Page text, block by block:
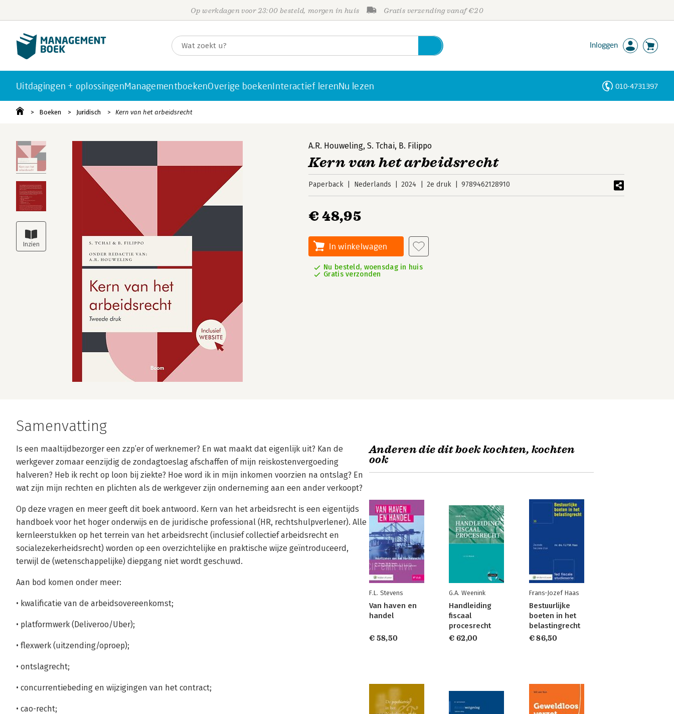
Op werkdagen voor 23:00 besteld, morgen in huis Gratis verzending vanaf €20
Inloggen
Uitdagingen + oplossingenManagementboekenOverige boekenInteractief lerenNu lezen 010-4731397
Boeken Juridisch Kern van het arbeidsrecht
A.R. Houweling,S. Tchai, B. Filippo
Kern van het arbeidsrecht
Paperback Nederlands 2024 2e druk 9789462128910
€ 48,95
In winkelwagen
Nu besteld, woensdag in huis
Gratis verzonden
Samenvatting
Is een maaltijdbezorger een zzp’er of werknemer? En wat maakt dat eigenlijk uit? Kan de
werkgever zomaar eenzijdig de zondagtoeslag afschaffen of mijn reiskostenvergoeding
halveren? Heb ik recht op loon bij ziekte? Hoe word ik in mijn inkomen voorzien na ontslag? En
wat zijn mijn rechten en plichten als de werkgever zijn onderneming aan een ander verkoopt?
Op deze vragen en meer geeft dit boek antwoord. Kern van het arbeidsrecht is een eigentijds
handboek voor het hoger onderwijs en de juridische professional (HR, rechtshulpverlener). Alle
kernleerstukken op het terrein van het arbeidsrecht (inclusief collectief arbeidsrecht en
socialezekerheidsrecht) worden op een overzichtelijke en praktische wijze geïntroduceerd,
terwijl de (wetenschappelijke) diepgang niet wordt geschuwd.
Aan bod komen onder meer:
• kwalificatie van de arbeidsovereenkomst;
• platformwerk (Deliveroo/Uber);
• flexwerk (uitzending/oproep);
• ontslagrecht;
• concurrentiebeding en wijzigingen van het contract;
• cao-recht;
Anderen die dit boek kochten, kochten
ook
F.L. Stevens
Van haven en
handel
€ 58,50
G.A. Weenink
Handleiding
fiscaal
procesrecht
€ 62,00
Frans-Jozef Haas
Bestuurlijke
boeten in het
belastingrecht
€ 86,50
Personen